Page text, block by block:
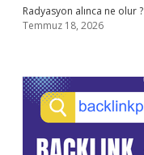
Radyasyon alınca ne olur ?
Temmuz 18, 2026